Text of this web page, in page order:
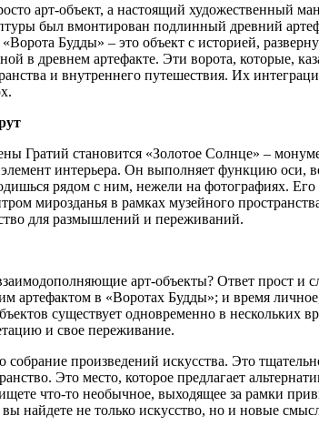
арт-объект, а настоящий художественный
был вмонтирован подлинный древний
Будды» – это объект с историей,
в древнем артефакте. Эти ворота, которые,
и внутреннего путешествия. Их
Гратий становится «Золотое Солнце» –
интерьера. Он выполняет функцию
рядом с ним, нежели на фотографиях.
мирозданья в рамках музейного
для размышлений и переживаний.
арт-объекты? Ответ прост
артефактом в «Воротах Будды»; и время
существует одновременно в нескольких
и свое переживание.
произведений искусства. Это
Это место, которое предлагает
что-то необычное, выходящее за рамки
найдете не только искусство, но и новые